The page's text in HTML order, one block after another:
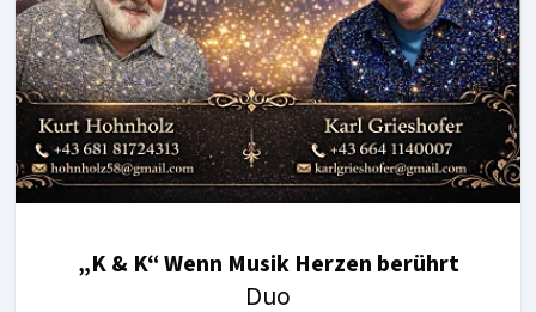
„K & K“ Wenn Musik Herzen berührt
Duo